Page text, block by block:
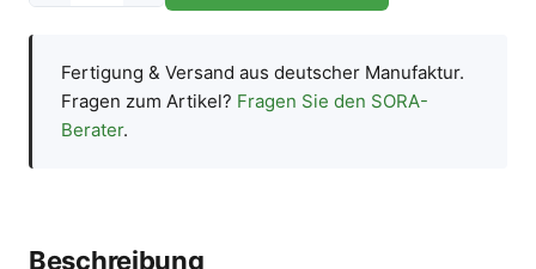
Fertigung & Versand aus deutscher Manufaktur.
Fragen zum Artikel? Fragen Sie den SORA-
Berater.
Beschreibung